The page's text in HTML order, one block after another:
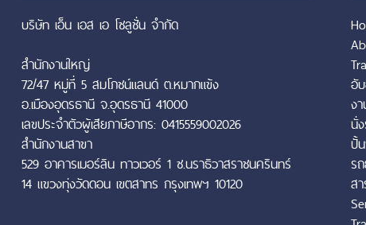
บริษัท เอ็น เอส เอ โซลูชั่น จำกัด
สำนักงานใหญ่
72/47 หมู่ที่ 5 สมโภชน์แลนด์ ต.หมากแข้ง
อ.เมืองอุดรธานี จ.อุดรธานี 41000
เลขประจำตัวผู้เสียภาษีอากร: 0415559002026
สำนักงานสาขา
529 อาคารเมอร์ลิน ทาวเวอร์ 1 ซ.นราธิวาสราชนครินทร์
14 แขวงทุ่งวัดดอน เขตสาทร กรุงเทพฯ 10120
อั
ง
นั่
ปั้
ร
ส